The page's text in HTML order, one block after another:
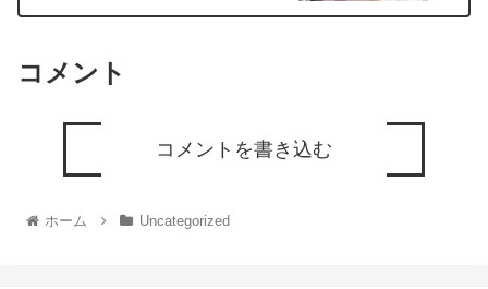
コメント
コメントを書き込む
ホーム Uncategorized